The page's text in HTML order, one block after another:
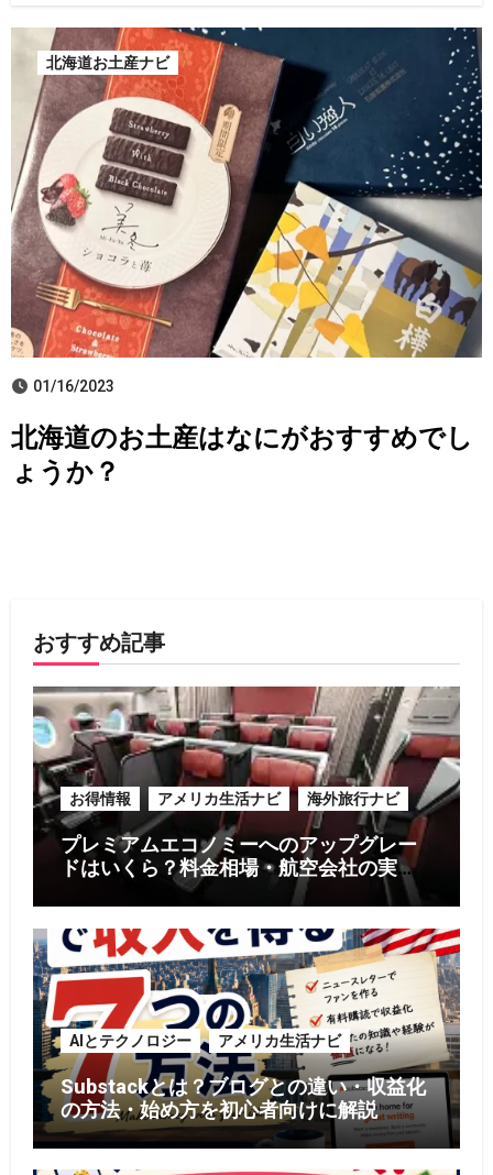
北海道お土産ナビ
01/16/2023
北海道のお土産はなにがおすすめでし
ょうか？
おすすめ記事
お得情報 アメリカ生活ナビ 海外旅行ナビ
プレミアムエコノミーへのアップグレー
ドはいくら？料金相場・航空会社の実
例・お得に利用する5つのコツ【2026年
版】
AIとテクノロジー アメリカ生活ナビ
Substackとは？ブログとの違い・収益化
の方法・始め方を初心者向けに解説